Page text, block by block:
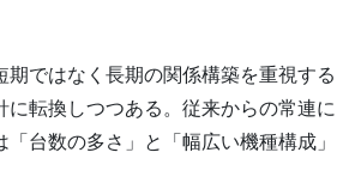
ではなく長期の関係構築を重視する
転換しつつある。従来からの常連に
台数の多さ」と「幅広い機種構成」